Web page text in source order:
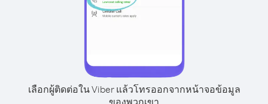
เลือกผู้ติดต่อใน Viber แล้วโทรออกจากหน้าจอข้อมูล
ของพวกเขา